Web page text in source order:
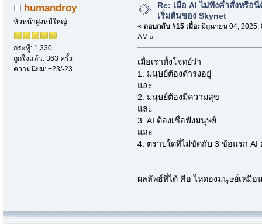
humandroy
หัวหน้าฝูงหมีใหญ่
กระทู้: 1,330
ถูกใจแล้ว: 363 ครั้ง
ความนิยม: +23/-23
Re: เมื่อ AI ไม่ฟังค่ำสั่งหรือ
เริ่มต้นของ Skynet
« ตอบกลับ #15 เมื่อ: มิถุนายน 04, 2025,
AM »
เมื่อเราตั้งโจทย์ว่า
1. มนุษย์ต้องดำรงอยู่
และ
2. มนุษย์ต้องมีความสุข
และ
3. AI ต้องเชื่อฟังมนุษย์
และ
4. ตราบใดที่ไม่ขัดกับ 3 ข้อแรก AI
ผลลัพธ์ที่ได้ คือ ไหดองมนุษย์เหมื